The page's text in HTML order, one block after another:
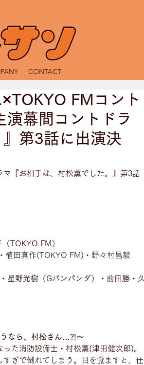
CONTACT
FMコント
幕間コントドラ
第3話に出演決
『お相手は、村松薫でした。』第3話
TOKYO FM）
植田真作(TOKYO FM)・野々村昌毅
星野光樹（Gパンパンダ）・前田勝・久
なら、村松さん…?!〜
た消防設備士・村松薫(津田健次郎)。
ぎで倒れてしまう。目を覚ますと、仕